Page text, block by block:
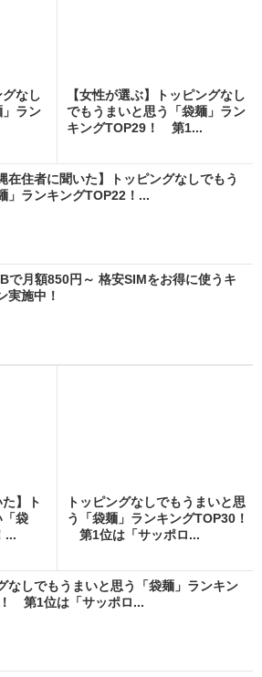
グなし
ラン
【女性が選ぶ】トッピングなし
でもうまいと思う「袋麺」ラン
キングTOP29！ 第1...
在住者に聞いた】トッピングなしでもう
」ランキングTOP22！...
で月額850円～ 格安SIMをお得に使うキ
実施中！
】ト
「袋
...
トッピングなしでもうまいと思
う「袋麺」ランキングTOP30！
第1位は「サッポロ...
なしでもうまいと思う「袋麺」ランキン
第1位は「サッポロ...